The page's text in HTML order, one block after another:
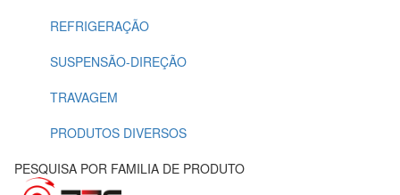
REFRIGERAÇÃO
SUSPENSÃO-DIREÇÃO
TRAVAGEM
PRODUTOS DIVERSOS
PESQUISA POR FAMILIA DE PRODUTO